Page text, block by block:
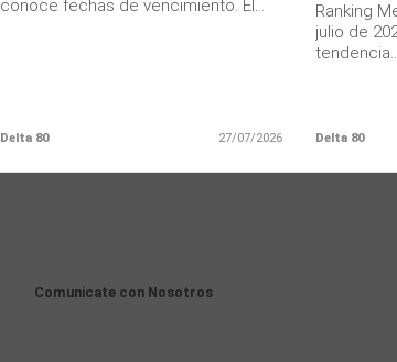
conoce fechas de vencimiento. El...
Delta 80 27/07/2026
Ranking
julio de
Delta 80
Comunicate con Nosotros